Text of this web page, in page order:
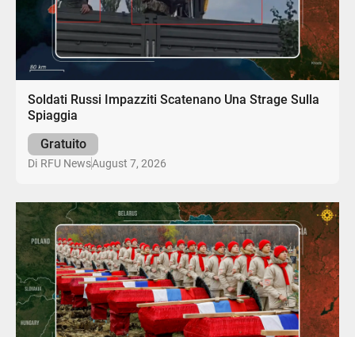
Soldati Russi Impazziti Scatenano Una Strage Sulla
Spiaggia
Gratuito
Di RFU NewsAugust 7, 2026